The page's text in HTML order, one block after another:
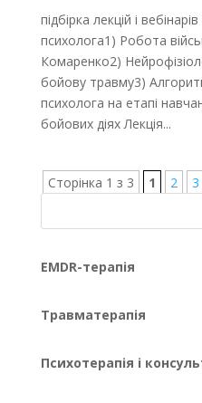
підбірка лекцій і
психолога1) Робота
Комаренко2)
бойову травму3)
психолога на етапі
бойових діях Лекція...
Сторінка 1 з 3 1 2 3
EMDR-терапія
Травматерапія
Психотерапія і